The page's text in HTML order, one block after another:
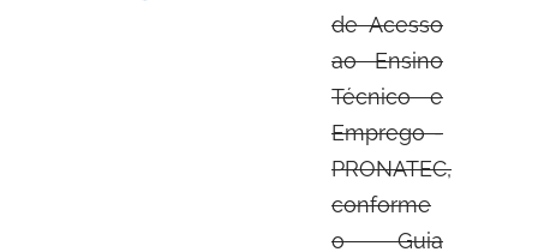
de Acesso
ao Ensino
Técnico e
Emprego -
PRONATEC,
conforme
o Guia